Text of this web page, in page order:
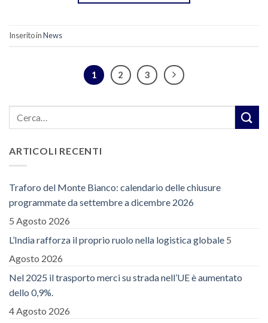
Inserito inNews
1 2 3
ARTICOLI RECENTI
Traforo del Monte Bianco: calendario delle chiusure
programmate da settembre a dicembre 2026
5 Agosto 2026
L’India rafforza il proprio ruolo nella logistica globale 5
Agosto 2026
Nel 2025 il trasporto merci su strada nell’UE è aumentato
dello 0,9%.
4 Agosto 2026